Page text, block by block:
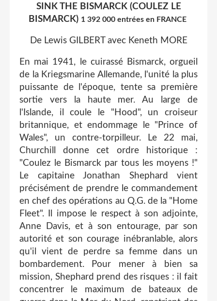
SINK THE BISMARCK (COULEZ LE
BISMARCK) 1 392 000 entrées en FRANCE
De Lewis GILBERT avec Keneth MORE
En mai 1941, le cuirassé Bismarck, orgueil
de la Kriegsmarine Allemande, l'unité la plus
puissante de l'époque, tente sa première
sortie vers la haute mer. Au large de
l'Islande, il coule le "Hood", un croiseur
britannique, et endommage le "Prince of
Wales", un contre-torpilleur. Le 22 mai,
Churchill donne cet ordre historique :
"Coulez le Bismarck par tous les moyens !"
Le capitaine Jonathan Shephard vient
précisément de prendre le commandement
en chef des opérations au Q.G. de la "Home
Fleet". Il impose le respect à son adjointe,
Anne Davis, et à son entourage, par son
autorité et son courage inébranlable, alors
qu'il vient de perdre sa femme dans un
bombardement. Pour mener à bien sa
mission, Shephard prend des risques : il fait
concentrer le maximum de bateaux de